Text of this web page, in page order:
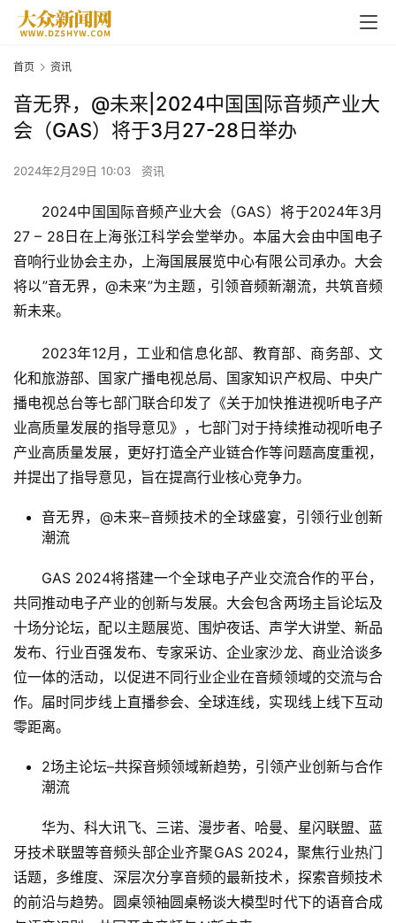
首
页
首页 资讯
音无界，@未来|2024中国国际音频产业大
会（GAS）将于3月27-28日举办
2024年2月29日 10:03 资讯
2024中国国际音频产业大会（GAS）将于2024年3月
27 – 28日在上海张江科学会堂举办。本届大会由中国电子
音响行业协会主办，上海国展展览中心有限公司承办。大会
将以”音无界，@未来”为主题，引领音频新潮流，共筑音频
新未来。
2023年12月，工业和信息化部、教育部、商务部、文
化和旅游部、国家广播电视总局、国家知识产权局、中央广
播电视总台等七部门联合印发了《关于加快推进视听电子产
业高质量发展的指导意见》，七部门对于持续推动视听电子
产业高质量发展，更好打造全产业链合作等问题高度重视，
并提出了指导意见，旨在提高行业核心竞争力。
音无界，@未来–音频技术的全球盛宴，引领行业创新
潮流
GAS 2024将搭建一个全球电子产业交流合作的平台，
共同推动电子产业的创新与发展。大会包含两场主旨论坛及
十场分论坛，配以主题展览、围炉夜话、声学大讲堂、新品
发布、行业百强发布、专家采访、企业家沙龙、商业洽谈多
位一体的活动，以促进不同行业企业在音频领域的交流与合
作。届时同步线上直播参会、全球连线，实现线上线下互动
零距离。
2场主论坛–共探音频领域新趋势，引领产业创新与合作
潮流
华为、科大讯飞、三诺、漫步者、哈曼、星闪联盟、蓝
牙技术联盟等音频头部企业齐聚GAS 2024，聚焦行业热门
话题，多维度、深层次分享音频的最新技术，探索音频技术
的前沿与趋势。圆桌领袖圆桌畅谈大模型时代下的语音合成